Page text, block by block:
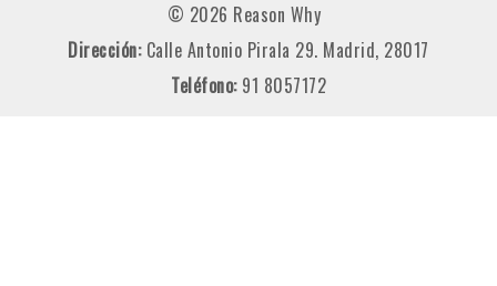
© 2026 Reason Why
Dirección: Calle Antonio Pirala 29. Madrid, 28017
Teléfono: 91 8057172